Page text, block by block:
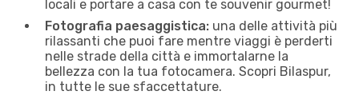
locali e portare a casa con te souvenir gourmet!
Fotografia paesaggistica: una delle attività più
rilassanti che puoi fare mentre viaggi è perderti
nelle strade della città e immortalarne la
bellezza con la tua fotocamera. Scopri Bilaspur,
in tutte le sue sfaccettature.